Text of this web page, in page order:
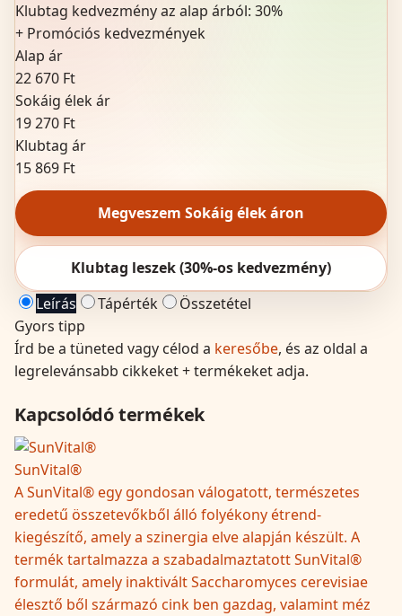
Klubtag kedvezmény az alap árból: 30%
+ Promóciós kedvezmények
Alap ár
22 670 Ft
Sokáig élek ár
19 270 Ft
Klubtag ár
15 869 Ft
Megveszem Sokáig élek áron
Klubtag leszek (30%-os kedvezmény)
Leírás
Tápérték
Összetétel
Gyors tipp
Írd be a tüneted vagy célod a keresőbe, és az oldal a
legrelevánsabb cikkeket + termékeket adja.
Kapcsolódó termékek
SunVital®
A SunVital® egy gondosan válogatott, természetes
eredetű összetevőkből álló folyékony étrend-
kiegészítő, amely a szinergia elve alapján készült. A
termék tartalmazza a szabadalmaztatott SunVital®
formulát, amely inaktivált Saccharomyces cerevisiae
élesztő ből származó cink ben gazdag, valamint méz